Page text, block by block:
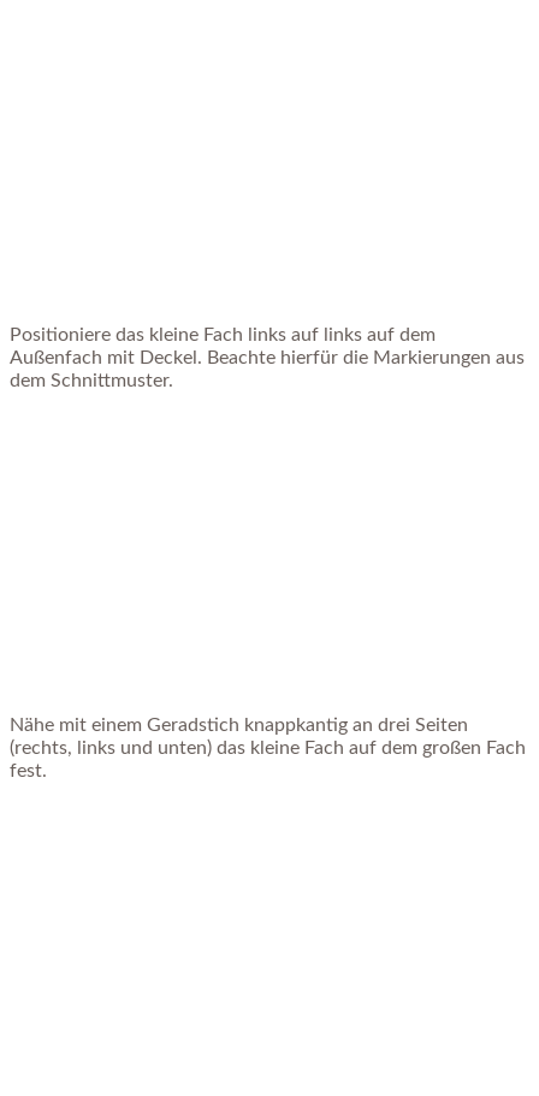
Positioniere das kleine Fach links auf links auf dem
Außenfach mit Deckel. Beachte hierfür die Markierungen aus
dem Schnittmuster.
Nähe mit einem Geradstich knappkantig an drei Seiten
(rechts, links und unten) das kleine Fach auf dem großen Fach
fest.